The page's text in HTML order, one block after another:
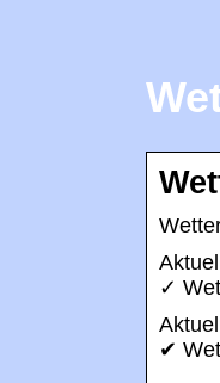
✓
✔